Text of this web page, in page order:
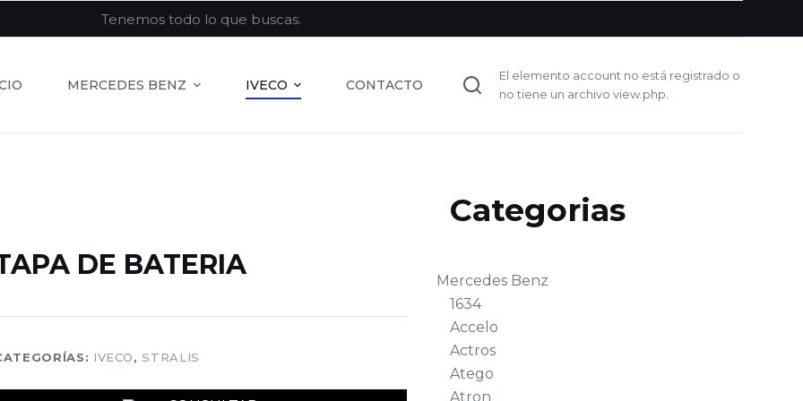
Tenemos todo lo que buscas.
MERCEDES BENZ IVECO CONTACTO
El elemento account no está registrado o
no tiene un archivo view.php.
DE BATERIA
IVECO,STRALIS
Categorias
Mercedes Benz
1634
Accelo
Actros
Atego
Atron